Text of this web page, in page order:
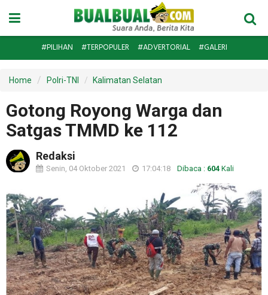
#PILIHAN #TERPOPULER #ADVERTORIAL #GALERI
Home Polri-TNI Kalimatan Selatan
Gotong Royong Warga dan
Satgas TMMD ke 112
Redaksi
Senin, 04 Oktober 2021 17:04:18 Dibaca : 604 Kali